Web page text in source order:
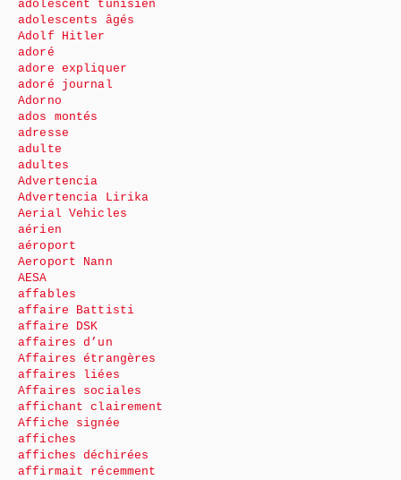
adolescent tunisien
adolescents âgés
Adolf Hitler
adoré
adore expliquer
adoré journal
Adorno
ados montés
adresse
adulte
adultes
Advertencia
Advertencia Lirika
Aerial Vehicles
aérien
aéroport
Aeroport Nann
AESA
affables
affaire Battisti
affaire DSK
affaires d’un
Affaires étrangères
affaires liées
Affaires sociales
affichant clairement
Affiche signée
affiches
affiches déchirées
affirmait récemment